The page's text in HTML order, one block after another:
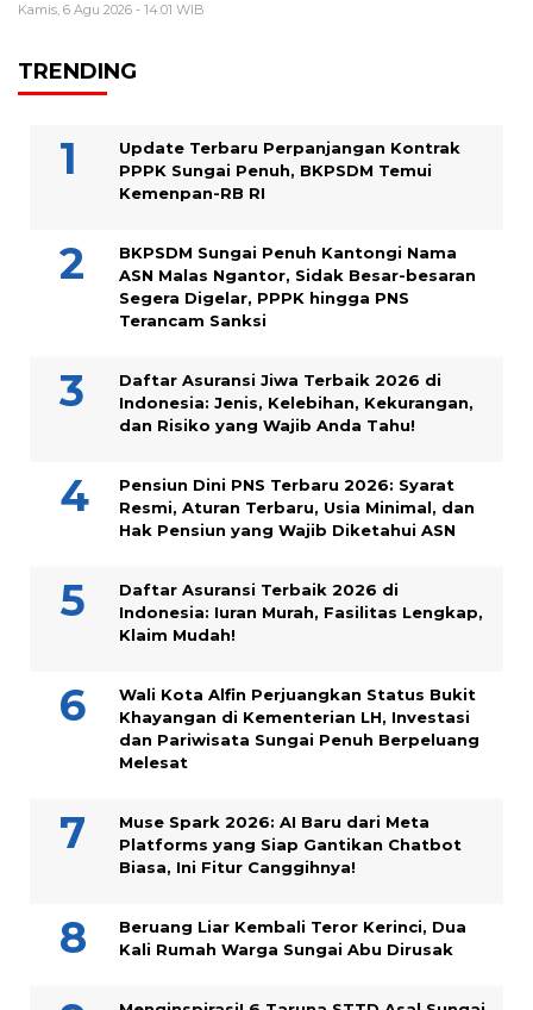
Kamis, 6 Agu 2026 - 14:01 WIB
TRENDING
Update Terbaru Perpanjangan Kontrak
PPPK Sungai Penuh, BKPSDM Temui
Kemenpan-RB RI
BKPSDM Sungai Penuh Kantongi Nama
ASN Malas Ngantor, Sidak Besar-besaran
Segera Digelar, PPPK hingga PNS
Terancam Sanksi
Daftar Asuransi Jiwa Terbaik 2026 di
Indonesia: Jenis, Kelebihan, Kekurangan,
dan Risiko yang Wajib Anda Tahu!
Pensiun Dini PNS Terbaru 2026: Syarat
Resmi, Aturan Terbaru, Usia Minimal, dan
Hak Pensiun yang Wajib Diketahui ASN
Daftar Asuransi Terbaik 2026 di
Indonesia: Iuran Murah, Fasilitas Lengkap,
Klaim Mudah!
Wali Kota Alfin Perjuangkan Status Bukit
Khayangan di Kementerian LH, Investasi
dan Pariwisata Sungai Penuh Berpeluang
Melesat
Muse Spark 2026: AI Baru dari Meta
Platforms yang Siap Gantikan Chatbot
Biasa, Ini Fitur Canggihnya!
Beruang Liar Kembali Teror Kerinci, Dua
Kali Rumah Warga Sungai Abu Dirusak